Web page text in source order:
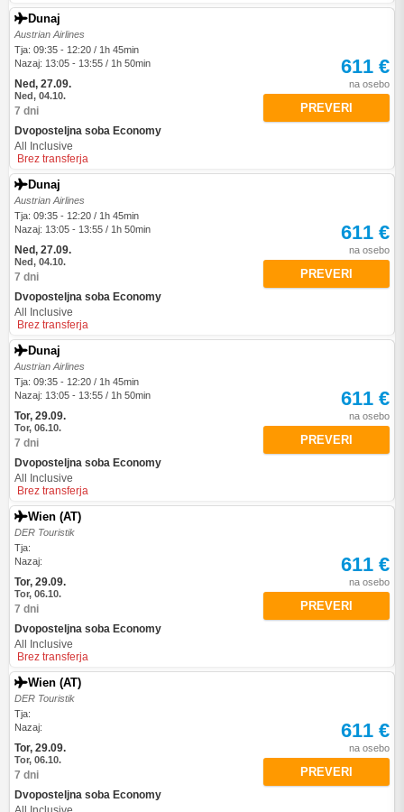
Dunaj
Austrian Airlines
Tja: 09:35 - 12:20 / 1h 45min
Nazaj: 13:05 - 13:55 / 1h 50min
Ned, 27.09.
Ned, 04.10.
7 dni
Dvoposteljna soba Economy
All Inclusive
Brez transferja
611 €
na osebo
PREVERI
Dunaj
Austrian Airlines
Tja: 09:35 - 12:20 / 1h 45min
Nazaj: 13:05 - 13:55 / 1h 50min
Ned, 27.09.
Ned, 04.10.
7 dni
Dvoposteljna soba Economy
All Inclusive
Brez transferja
611 €
na osebo
PREVERI
Dunaj
Austrian Airlines
Tja: 09:35 - 12:20 / 1h 45min
Nazaj: 13:05 - 13:55 / 1h 50min
Tor, 29.09.
Tor, 06.10.
7 dni
Dvoposteljna soba Economy
All Inclusive
Brez transferja
611 €
na osebo
PREVERI
Wien (AT)
DER Touristik
Tja:
Nazaj:
Tor, 29.09.
Tor, 06.10.
7 dni
Dvoposteljna soba Economy
All Inclusive
Brez transferja
611 €
na osebo
PREVERI
Wien (AT)
DER Touristik
Tja:
Nazaj:
Tor, 29.09.
Tor, 06.10.
7 dni
Dvoposteljna soba Economy
611 €
na osebo
PREVERI